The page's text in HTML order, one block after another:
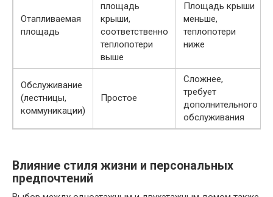
Отапливаемая
площадь
площадь
крыши,
соответственно
теплопотери
выше
Площадь крыши
меньше,
теплопотери
ниже
Обслуживание
(лестницы,
коммуникации)
Простое
Сложнее,
требует
дополнительного
обслуживания
Влияние стиля жизни и персональных
предпочтений